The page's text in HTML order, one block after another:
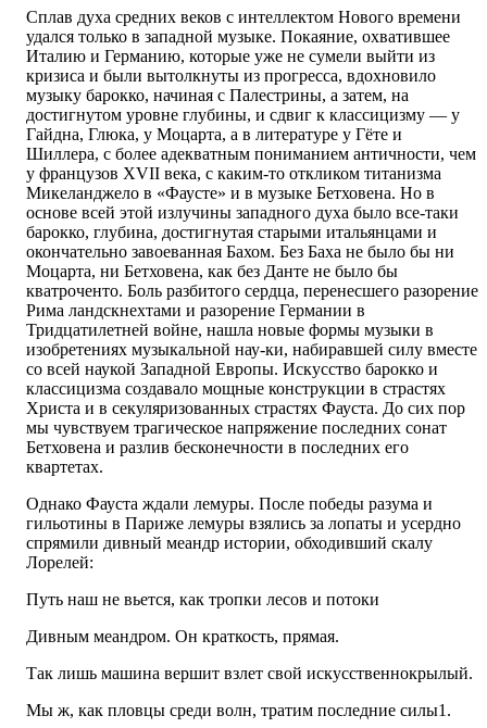
Сплав духа средних веков с интеллектом Нового времени
удался только в западной музыке. Покаяние, охватившее
Италию и Германию, которые уже не сумели выйти из
кризиса и были вытолкнуты из прогресса, вдохновило
музыку барокко, начиная с Палестрины, а затем, на
достигнутом уровне глубины, и сдвиг к классицизму — у
Гайдна, Глюка, у Моцарта, а в литературе у Гёте и
Шиллера, с более адекватным пониманием античности, чем
у французов XVII века, с каким-то откликом титанизма
Микеланджело в «Фаусте» и в музыке Бетховена. Но в
основе всей этой излучины западного духа было все-таки
барокко, глубина, достигнутая старыми итальянцами и
окончательно завоеванная Бахом. Без Баха не было бы ни
Моцарта, ни Бетховена, как без Данте не было бы
кватроченто. Боль разбитого сердца, перенесшего разорение
Рима ландскнехтами и разорение Германии в
Тридцатилетней войне, нашла новые формы музыки в
изобретениях музыкальной нау-ки, набиравшей силу вместе
со всей наукой Западной Европы. Искусство барокко и
классицизма создавало мощные конструкции в страстях
Христа и в секуляризованных страстях Фауста. До сих пор
мы чувствуем трагическое напряжение последних сонат
Бетховена и разлив бесконечности в последних его
квартетах.
Однако Фауста ждали лемуры. После победы разума и
гильотины в Париже лемуры взялись за лопаты и усердно
спрямили дивный меандр истории, обходивший скалу
Лорелей:
Путь наш не вьется, как тропки лесов и потоки
Дивным меандром. Он краткость, прямая.
Так лишь машина вершит взлет свой искусственнокрылый.
Мы ж, как пловцы среди волн, тратим последние силы1.